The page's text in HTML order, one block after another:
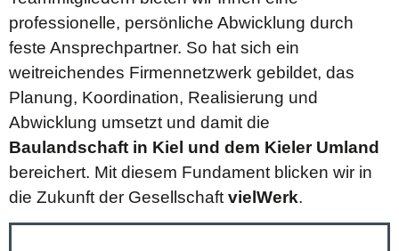
professionelle, persönliche Abwicklung durch
feste Ansprechpartner. So hat sich ein
weitreichendes Firmennetzwerk gebildet, das
Planung, Koordination, Realisierung und
Abwicklung umsetzt und damit die
Baulandschaft in Kiel und dem Kieler Umland
bereichert. Mit diesem Fundament blicken wir in
die Zukunft der Gesellschaft vielWerk.